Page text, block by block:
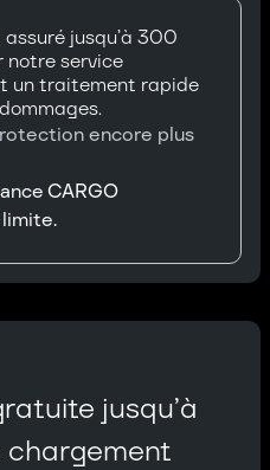
jusqu’à 300
service
un traitement rapide
encore plus
CARGO
jusqu’à